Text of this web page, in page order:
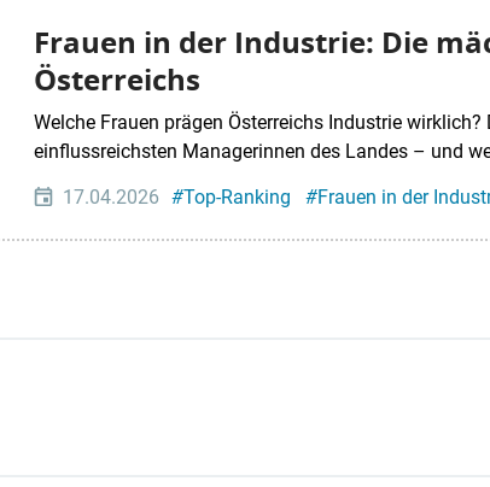
Frauen in der Industrie: Die
Österreichs
Welche Frauen prägen Österreichs Industrie
einflussreichsten Managerinnen des Landes – und
17.04.2026 #Top-Ranking #Frauen in der